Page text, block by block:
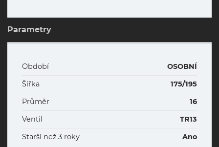
Parametry
Období
OSOBNÍ
Šířka
175/195
Průměr
16
Ventil
TR13
Starší než 3 roky
Ano